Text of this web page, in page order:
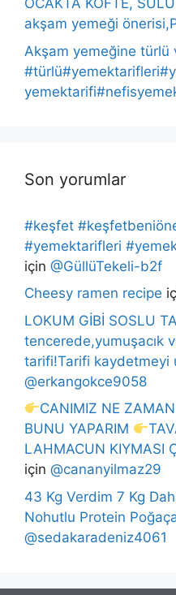
OCAKTA KÖFTE,
akşam yemeği
Akşam yemeğine türlü
Son yorumlar
#keşfet
#yemektarifleri
için @GüllüTekeli-b2f
Cheesy ramen recipe
LOKUM GİBİ SOSLU
tencerede,yumuşacık
tarifi!Tarifi kaydetmeyi
@erkangokce9058
CANIMIZ NE
BUNU YAPARIM
LAHMACUN KIYMASI
için @cananyilmaz29
43 Kg Verdim 7 Kg
Nohutlu Protein
@sedakaradeniz4061